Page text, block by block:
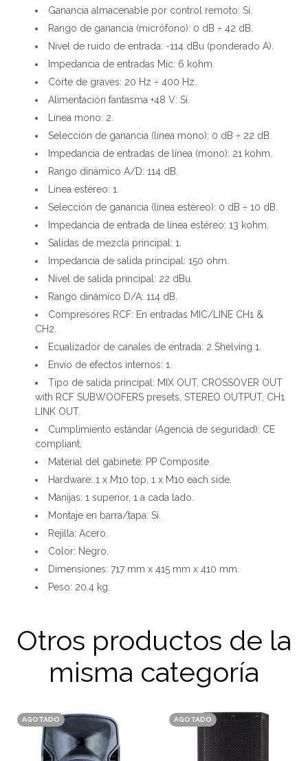
Ganancia almacenable por control remoto: Sí.
Rango de ganancia (micrófono): 0 dB ÷ 42 dB.
Nivel de ruido de entrada: -114 dBu (ponderado A).
Impedancia de entradas Mic: 6 kohm.
Corte de graves: 20 Hz ÷ 400 Hz.
Alimentación fantasma +48 V: Sí.
Línea mono: 2.
Selección de ganancia (línea mono): 0 dB ÷ 22 dB.
Impedancia de entradas de línea (mono): 21 kohm.
Rango dinámico A/D: 114 dB.
Línea estéreo: 1.
Selección de ganancia (línea estéreo): 0 dB ÷ 10 dB.
Impedancia de entrada de línea estéreo: 13 kohm.
Salidas de mezcla principal: 1.
Impedancia de salida principal: 150 ohm.
Nivel de salida principal: 22 dBu.
Rango dinámico D/A: 114 dB.
Compresores RCF: En entradas MIC/LINE CH1 &
CH2.
Ecualizador de canales de entrada: 2 Shelving 1.
Envío de efectos internos: 1.
Tipo de salida principal: MIX OUT, CROSSOVER OUT
with RCF SUBWOOFERS presets, STEREO OUTPUT, CH1
LINK OUT.
Cumplimiento estándar (Agencia de seguridad): CE
compliant.
Material del gabinete: PP Composite.
Hardware: 1 x M10 top, 1 x M10 each side.
Manijas: 1 superior, 1 a cada lado.
Montaje en barra/tapa: Sí.
Rejilla: Acero.
Color: Negro.
Dimensiones: 717 mm x 415 mm x 410 mm.
Peso: 20.4 kg.
Otros productos de la
misma categoría
AGOTADO AGOTADO